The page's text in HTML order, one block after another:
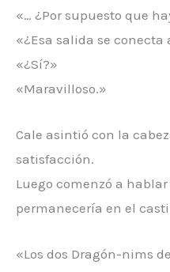
«… ¿Por supuesto que
«¿Esa salida se conecta
«¿Sí?»
«Maravilloso.»
Cale asintió con la
satisfacción.
Luego comenzó a
permanecería en el
«Los dos Dragón-nims